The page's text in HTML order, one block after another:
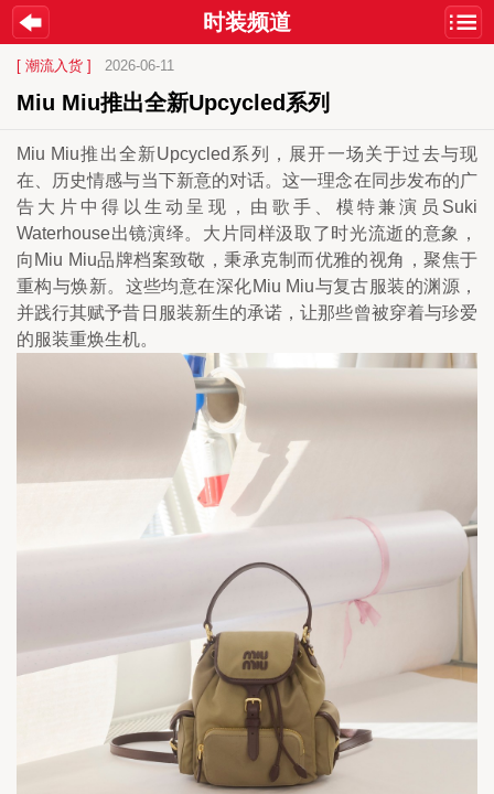
时装频道
[ 潮流入货 ] 2026-06-11
Miu Miu推出全新Upcycled系列
Miu Miu推出全新Upcycled系列，展开一场关于过去与现
在、历史情感与当下新意的对话。这一理念在同步发布的广
告大片中得以生动呈现，由歌手、模特兼演员Suki
Waterhouse出镜演绎。大片同样汲取了时光流逝的意象，
向Miu Miu品牌档案致敬，秉承克制而优雅的视角，聚焦于
重构与焕新。这些均意在深化Miu Miu与复古服装的渊源，
并践行其赋予昔日服装新生的承诺，让那些曾被穿着与珍爱
的服装重焕生机。